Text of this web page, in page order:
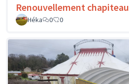
Renouvellement chapiteau
Héka
0 0